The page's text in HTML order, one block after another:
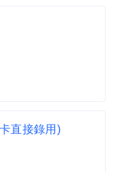
直接錄用)